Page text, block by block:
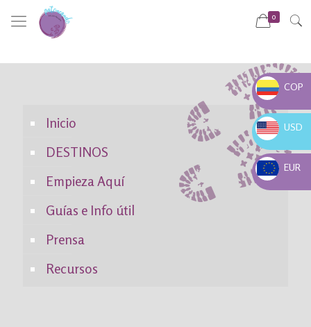
0
Inicio
DESTINOS
Empieza Aquí
Guías e Info útil
Prensa
Recursos
COP $
COP
USD $
USD
EUR €
EUR